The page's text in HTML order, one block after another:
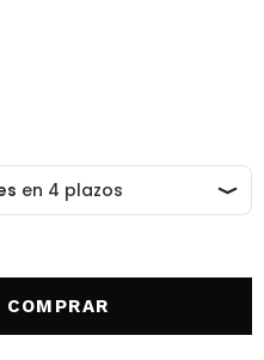
podrás realizar
el estado de tus
anteriores.
COMPRAR